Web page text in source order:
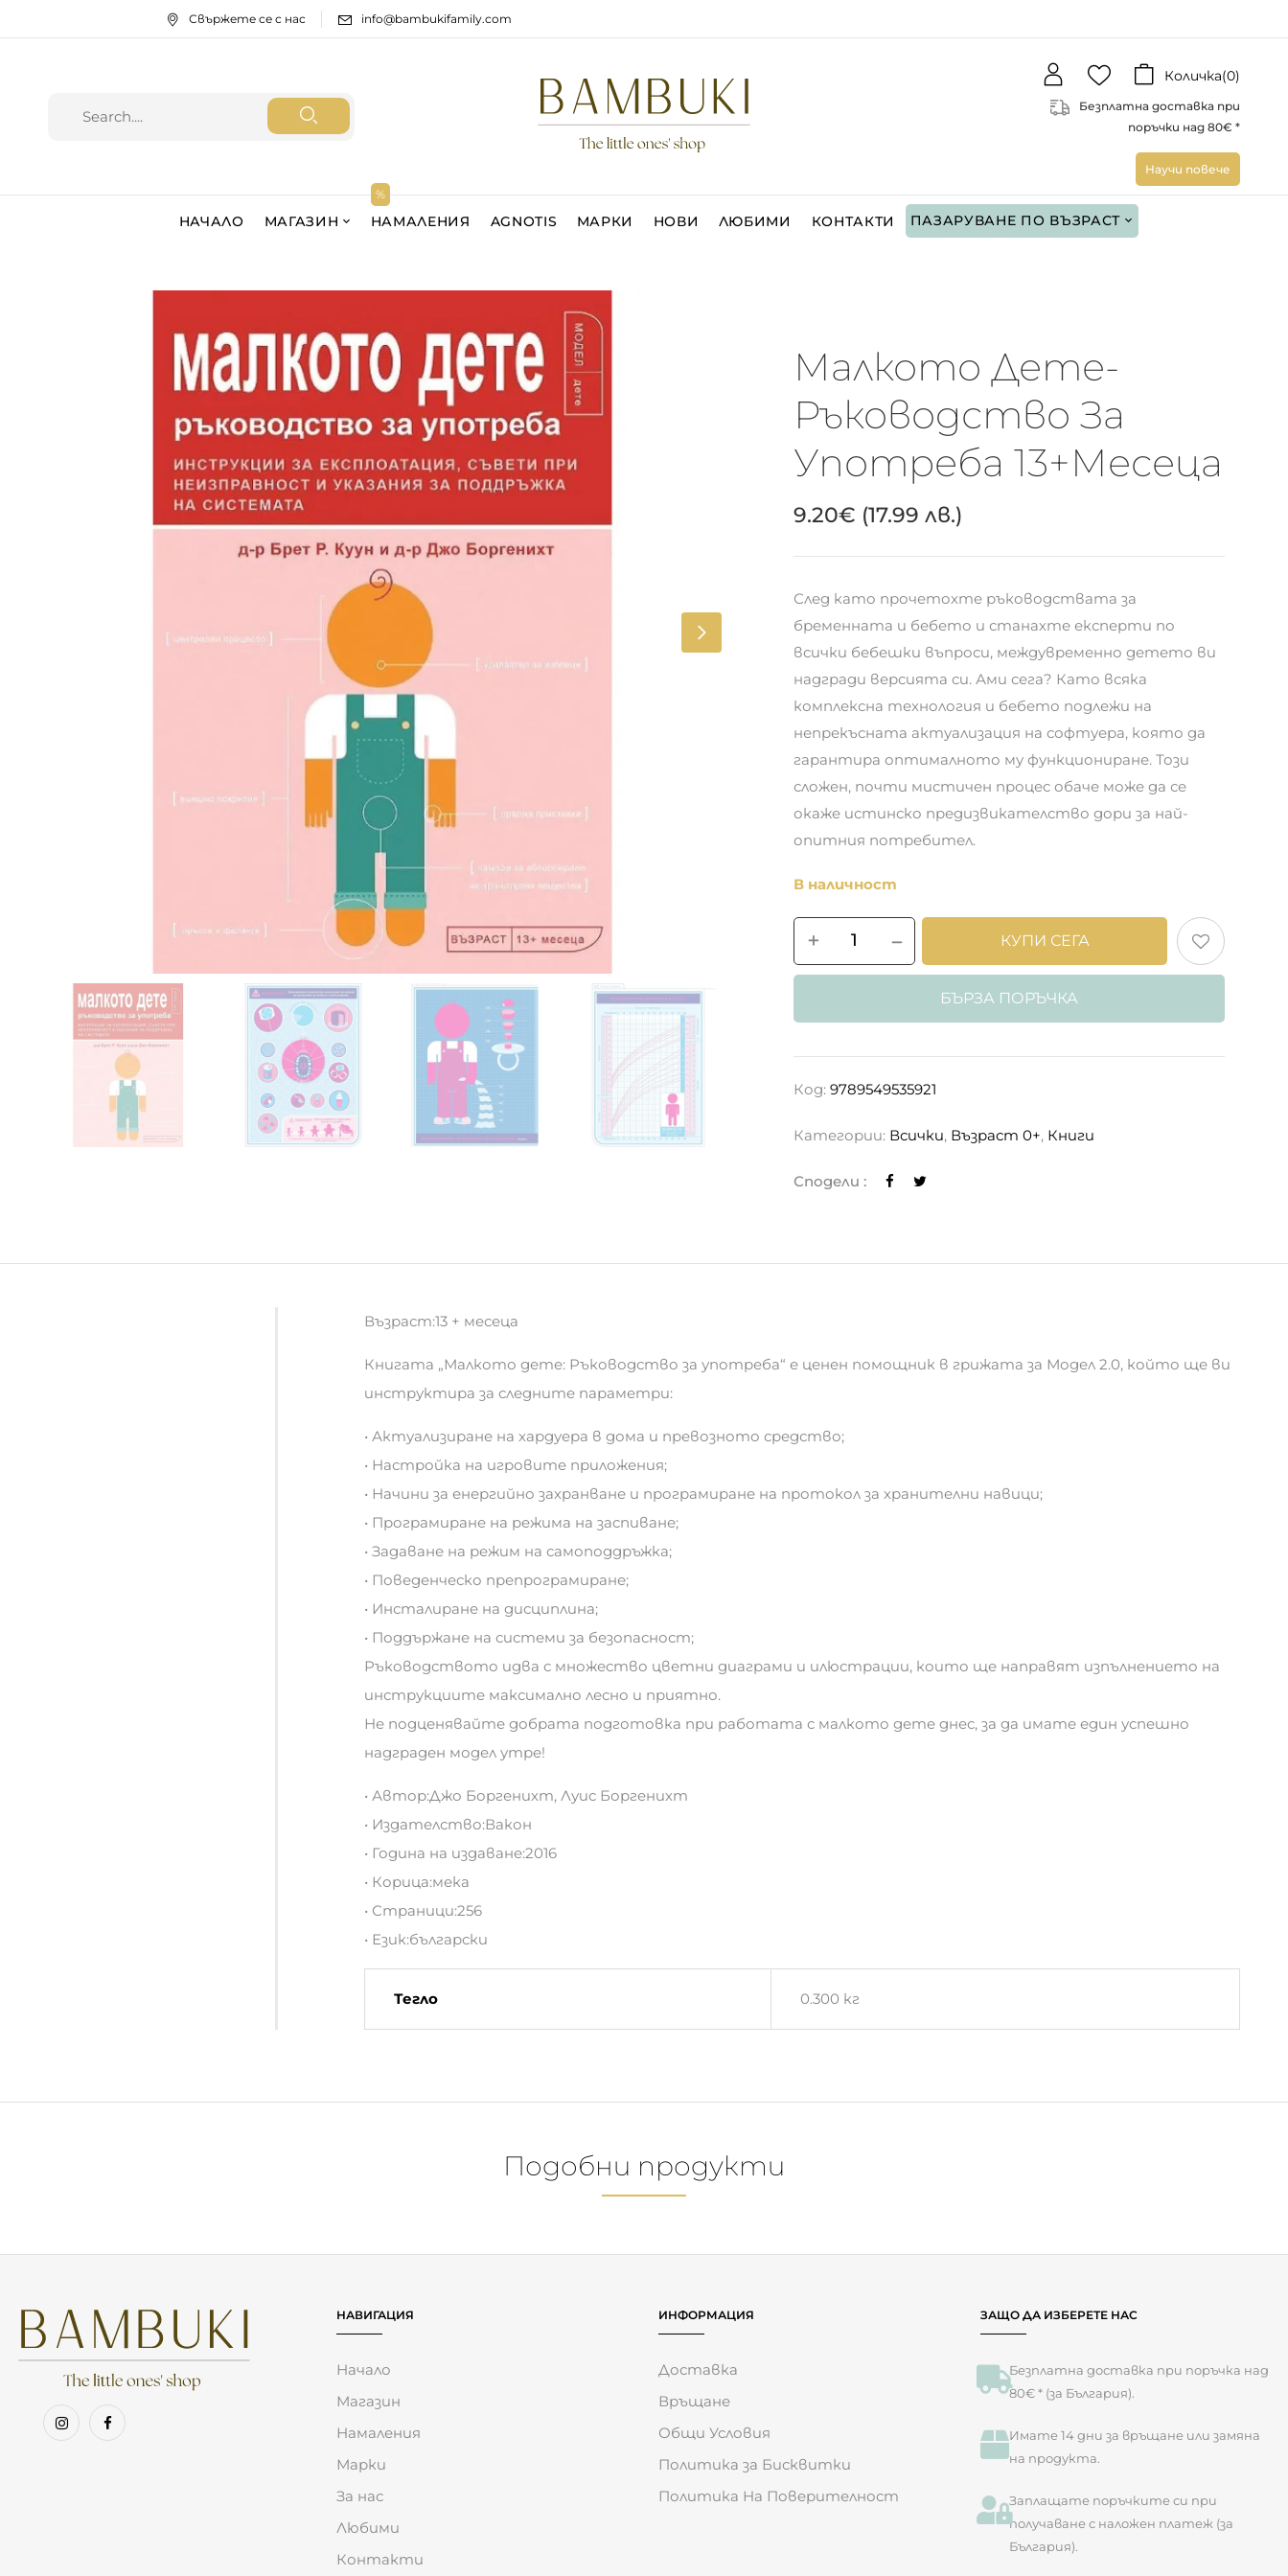
Свържете се с нас info@bambukifamily.com
Количка(0)
Безплатна доставка при
поръчки над 80€ *
Научи повече
НАЧАЛО МАГАЗИН НАМАЛЕНИЯ AGNOTIS МАРКИ НОВИ ЛЮБИМИ КОНТАКТИ ПАЗАРУВАНЕ ПО ВЪЗРАСТ
Малкото Дете-
Ръководство За
Употреба 13+месеца
9.20€ (17.99 лв.)
След като прочетохте ръководствата за
бременната и бебето и станахте експерти по
всички бебешки въпроси, междувременно детето ви
надгради версията си. Ами сега? Като всяка
комплексна технология и бебето подлежи на
непрекъсната актуализация на софтуера, която да
гарантира оптималното му функциониране. Този
сложен, почти мистичен процес обаче може да се
окаже истинско предизвикателство дори за най-
опитния потребител.
В наличност
КУПИ СЕГА
БЪРЗА ПОРЪЧКА
Код:9789549535921
Категории: Всички, Възраст 0+, Книги
Сподели :
Възраст:13 + месеца
Книгата „Малкото дете: Ръководство за употреба“ е ценен помощник в грижата за Модел 2.0, който ще ви
инструктира за следните параметри:
• Актуализиране на хардуера в дома и превозното средство;
• Настройка на игровите приложения;
• Начини за енергийно захранване и програмиране на протокол за хранителни навици;
• Програмиране на режима на заспиване;
• Задаване на режим на самоподдръжка;
• Поведенческо препрограмиране;
• Инсталиране на дисциплина;
• Поддържане на системи за безопасност;
Ръководството идва с множество цветни диаграми и илюстрации, които ще направят изпълнението на
инструкциите максимално лесно и приятно.
Не подценявайте добрата подготовка при работата с малкото дете днес, за да имате един успешно
надграден модел утре!
• Автор:Джо Боргенихт, Луис Боргенихт
• Издателство:Вакон
• Година на издаване:2016
• Корица:мека
• Страници:256
• Език:български
Подобни продукти
Първи въпроси и
отговори: Какво
са чувствата?
7.62 € (14.90 лв.)
Грузулака
(17.99 лв.)
отговори: Защо
същества?
8.64€(16.90 лв.)
отговори: Защо
трябва да мием
зъбите си?
(14.90 лв.)
НАВИГАЦИЯ